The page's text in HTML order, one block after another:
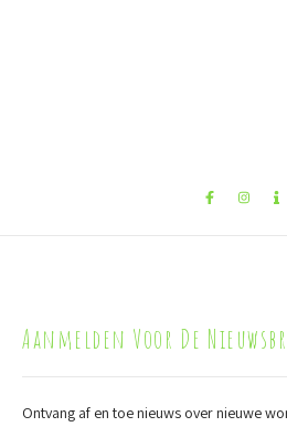
Aanmelden Voor De
Ontvang af en toe nieuws over nieuwe